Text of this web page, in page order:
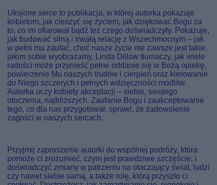
Ukojone serce to publikacja, w której autorka pokazuje
kobietom, jak cieszyć się życiem, jak dziękować Bogu za
to, co im ofiarował bądź też czego doświadczyły. Pokazuje,
jak budować silną i trwałą relację z Wszechmocnym – jak
w pełni mu zaufać, choć nasze życie nie zawsze jest takie,
jakim sobie wyobrażamy. Linda Dillow tłumaczy, jak wiele
radości może przynieść pełne oddanie się w Bożą opiekę,
powierzenie Mu naszych trudów i cierpień oraz kierowanie
do Niego szczerych i pełnych wdzięczności modlitw.
Autorka uczy kobiety akceptacji – siebie, swojego
otoczenia, najbliższych. Zaufanie Bogu i zaakceptowanie
tego, co dla nas przygotował, sprawi, że zadowolenie
zagości w naszych sercach.
Przyjmij zaproszenie autorki do wspólnej podróży, która
pomoże ci zrozumieć, czym jest prawdziwe szczęście, i
doświadczyć zmiany w patrzeniu na otaczający świat, ludzi
czy nawet siebie samą, a także rolę, którą przyszło ci